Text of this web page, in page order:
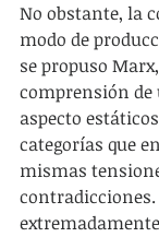
No obstante, la
modo de
se propuso
comprensión
aspecto
categorías que
mismas
contradicciones.